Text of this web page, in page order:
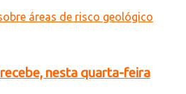
nesta quarta-feira